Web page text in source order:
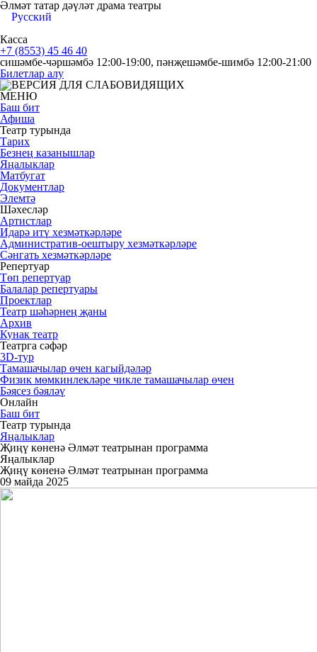
Әлмәт татар дәүләт драма театры
Русский
Касса
+7 (8553) 45 46 40
сишәмбе-чәршәмбә 12:00-19:00, пәнҗешәмбе-шимбә 12:00-21:00
Билетлар алу
МЕНЮ
Баш бит
Афиша
Театр турында
Тарих
Безнең казанышлар
Яңалыклар
Матбугат
Документлар
Элемтә
Шәхесләр
Артистлар
Идарә итү хезмәткәрләре
Административ-оештыру хезмәткәрләре
Сәнгать хезмәткәрләре
Репертуар
Төп репертуар
Балалар репертуары
Проектлар
Театр шәһәрнең җаны
Архив
Кунак театр
Театрга сәфәр
3D-тур
Тамашачылар өчен кагыйдәләр
Физик мөмкинлекләре чикле тамашачылар өчен
Бәясез бәяләү
Онлайн
Баш бит
Театр турында
Яңалыклар
Җиңү көненә Әлмәт театрынан программа
Яңалыклар
Җиңү көненә Әлмәт театрынан программа
09 майда 2025